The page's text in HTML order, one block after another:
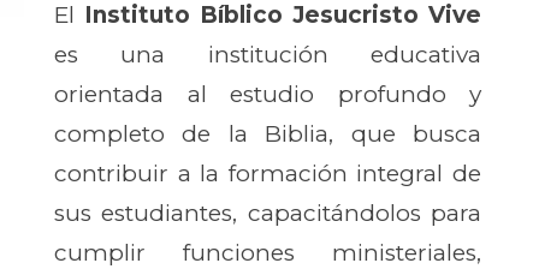
El Instituto Bíblico Jesucristo Vive
es una institución educativa
orientada al estudio profundo y
completo de la Biblia, que busca
contribuir a la formación integral de
sus estudiantes, capacitándolos para
cumplir funciones ministeriales,